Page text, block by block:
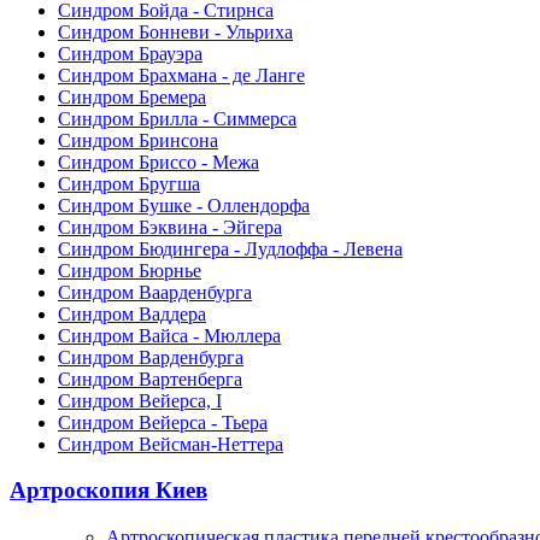
Синдром Бойда - Стирнса
Синдром Бонневи - Ульриха
Синдром Брауэра
Синдром Брахмана - де Ланге
Синдром Бремера
Синдром Брилла - Симмерса
Синдром Бринсона
Синдром Бриссо - Межа
Синдром Бругша
Синдром Бушке - Оллендорфа
Синдром Бэквина - Эйгера
Синдром Бюдингера - Лудлоффа - Левена
Синдром Бюрнье
Синдром Ваарденбурга
Синдром Ваддера
Синдром Вайса - Мюллера
Синдром Варденбурга
Синдром Вартенберга
Синдром Вейерса, I
Синдром Вейерса - Тьера
Синдром Вейсман-Неттера
Артроскопия Киев